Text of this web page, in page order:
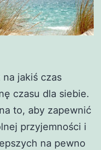
na jakiś czas
czasu dla siebie.
to, aby zapewnić
przyjemności i
na pewno